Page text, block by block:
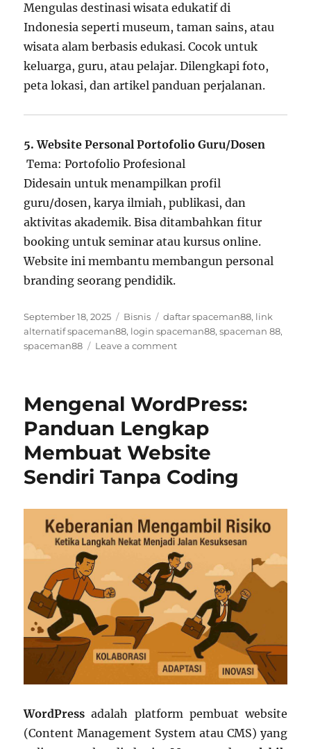
Mengulas destinasi wisata edukatif di
Indonesia seperti museum, taman sains, atau
wisata alam berbasis edukasi. Cocok untuk
keluarga, guru, atau pelajar. Dilengkapi foto,
peta lokasi, dan artikel panduan perjalanan.
5. Website Personal Portofolio Guru/Dosen
Tema: Portofolio Profesional
Didesain untuk menampilkan profil
guru/dosen, karya ilmiah, publikasi, dan
aktivitas akademik. Bisa ditambahkan fitur
booking untuk seminar atau kursus online.
Website ini membantu membangun personal
branding seorang pendidik.
Posted
on
September 18, 2025 Categories
Bisnis Tags
daftar spaceman88, link
alternatif spaceman88, login spaceman88,spaceman 88,
spaceman88
Leave a commenton
Website
untuk
Pendidikan,
Informasi,
dan
Indonesia
Mengenal WordPress:
Panduan Lengkap
Membuat Website
Sendiri Tanpa Coding
WordPress adalah platform pembuat website
(Content Management System atau CMS) yang